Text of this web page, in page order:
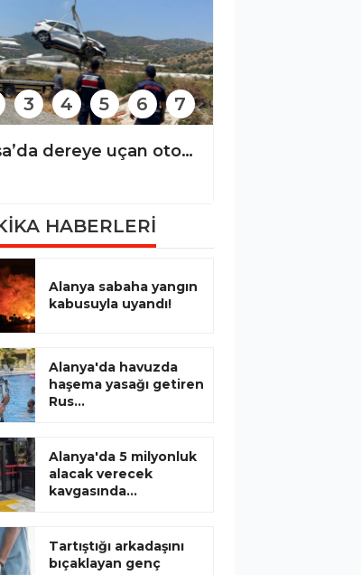
Gazipaşa’da dereye uçan otomobilin sürücüsü yaralandı!
3 4 5 6 7
HABERLERİ
Alanya sabaha yangın
kabusuyla uyandı!
Alanya'da havuzda
haşema yasağı getiren
Rus...
Alanya'da 5 milyonluk
alacak verecek
kavgasında...
Tartıştığı arkadaşını
bıçaklayan genç